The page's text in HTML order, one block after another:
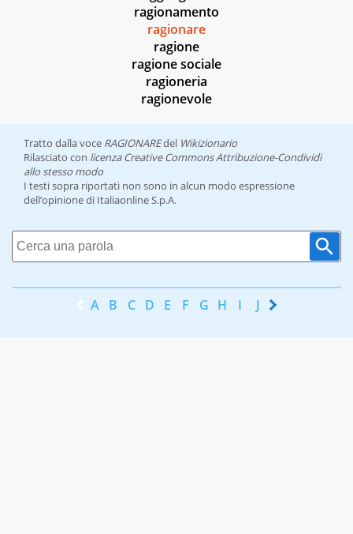
ragionamento
ragionare
ragione
ragione sociale
ragioneria
ragionevole
Tratto dalla voce RAGIONAREdel Wikizionario
Rilasciato con licenza Creative Commons Attribuzione-Condividi
allo stesso modo
I testi sopra riportati non sono in alcun modo espressione
dell’opinione di Italiaonline S.p.A.
A B C D E F G H I J K